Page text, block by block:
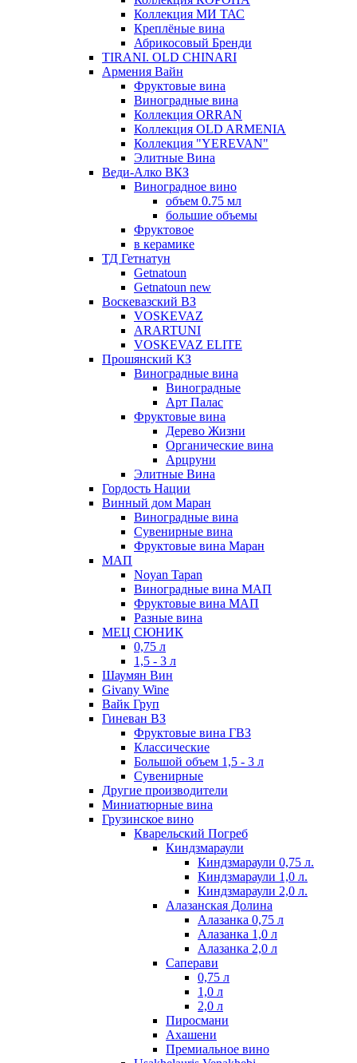
Коллекция МИ ТАС
Креплёные вина
Абрикосовый Бренди
TIRANI. OLD CHINARI
Армения Вайн
Фруктовые вина
Виноградные вина
Коллекция ORRAN
Коллекция OLD ARMENIA
Коллекция "YEREVAN"
Элитные Вина
Веди-Алко ВКЗ
Виноградное вино
объем 0.75 мл
большие объемы
Фруктовое
в керамике
ТД Гетнатун
Getnatoun
Getnatoun new
Воскевазский ВЗ
VOSKEVAZ
ARARTUNI
VOSKEVAZ ELITE
Прошянский КЗ
Виноградные вина
Виноградные
Арт Палас
Фруктовые вина
Дерево Жизни
Органические вина
Арцруни
Элитные Вина
Гордость Нации
Винный дом Маран
Виноградные вина
Сувенирные вина
Фруктовые вина Маран
МАП
Noyan Tapan
Виноградные вина МАП
Фруктовые вина МАП
Разные вина
МЕЦ СЮНИК
0,75 л
1,5 - 3 л
Шаумян Вин
Givany Wine
Вайк Груп
Гиневан ВЗ
Фруктовые вина ГВЗ
Классические
Большой объем 1,5 - 3 л
Сувенирные
Другие производители
Миниатюрные вина
Грузинское вино
Кварельский Погреб
Киндзмараули
Киндзмараули 0,75 л.
Киндзмараули 1,0 л.
Киндзмараули 2,0 л.
Алазанская Долина
Алазанка 0,75 л
Алазанка 1,0 л
Алазанка 2,0 л
Саперави
0,75 л
1,0 л
2,0 л
Пиросмани
Ахашени
Премиальное вино